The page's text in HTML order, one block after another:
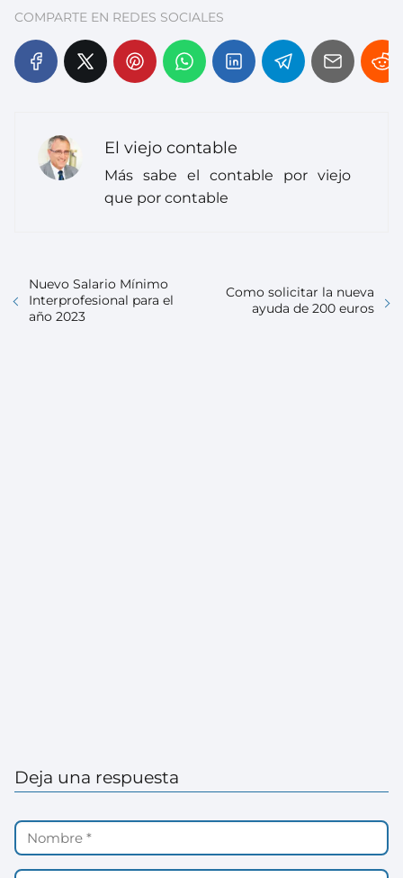
COMPARTE EN REDES SOCIALES
El viejo contable
Más sabe el contable por viejo
que por contable
Nuevo Salario Mínimo
Interprofesional para el
año 2023
Como solicitar la nueva
ayuda de 200 euros
Deja una respuesta